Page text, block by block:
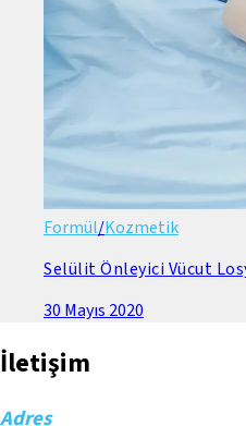
Formül/Kozmetik
Selülit Önleyici Vücut
30 Mayıs 2020
İletişim
Adres